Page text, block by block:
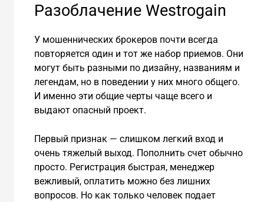
Разоблачение Westrogain
У мошеннических брокеров почти всегда
повторяется один и тот же набор приемов. Они
могут быть разными по дизайну, названиям и
легендам, но в поведении у них много общего.
И именно эти общие черты чаще всего и
выдают опасный проект.
Первый признак — слишком легкий вход и
очень тяжелый выход. Пополнить счет обычно
просто. Регистрация быстрая, менеджер
вежливый, оплатить можно без лишних
вопросов. Но как только человек подает